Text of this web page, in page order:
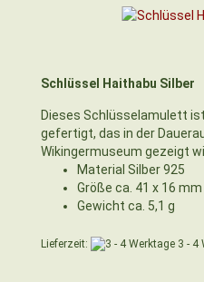
Schlüssel Haithabu Silber
Dieses Schlüsselamulett
gefertigt, das in der
Wikingermuseum gezeigt
Material Silber 925
Größe ca. 41 x 16 mm
Gewicht ca. 5,1 g
Lieferzeit: 3 - 4